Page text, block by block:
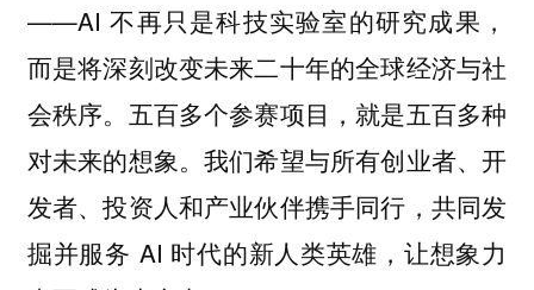
——AI 不再只是科技实验室的研究成果，
而是将深刻改变未来二十年的全球经济与社
会秩序。五百多个参赛项目，就是五百多种
对未来的想象。我们希望与所有创业者、开
发者、投资人和产业伙伴携手同行，共同发
掘并服务 AI 时代的新人类英雄，让想象力